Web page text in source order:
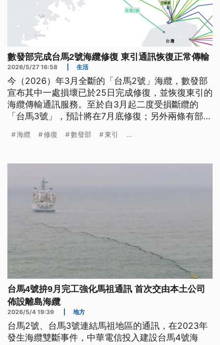
數發部完成台馬2號海纜修復 東引通訊恢復正常傳輸
2026/5/27 16:58 生活
今（2026）年3月全斷的「台馬2號」海纜，數發部
宣布其中一處損壞已於25日完成修復，並恢復東引的
海纜傳輸通訊服務。至於自3月起二度受損斷纜的
「台馬3號」，預計將在7月底修復；另外兩條有部分
復。
海纜 修復 數發部 東引 ...
台馬4號拚9月完工強化馬祖通訊 首次交由本土公司
佈設離島海纜
2026/5/4 19:39 地方
台馬2號、台馬3號連結馬祖地區的通訊，在2023年
發生海纜雙斷事件，中華電信投入建設台馬4號海